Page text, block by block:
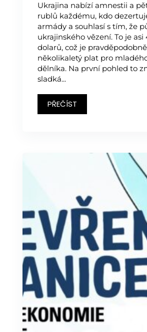
Ukrajina nabízí amnestii a
rublů každému, kdo
armády a souhlasí s tím, že
ukrajinského vězení. To je
dolarů, což je pravděpodobně
několikaletý plat pro
dělníka. Na první pohled to
sladká...
PŘEČÍST